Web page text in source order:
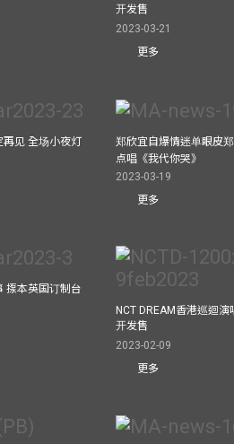
开发售
2023-03-21
更多
见 全场小夜灯
郑欣宜自爆情迷单眼皮
点唱《我代你哭》
2023-03-19
更多
揼本英国订制台
NCT DREAM香港巡迴
开发售
2023-02-09
更多